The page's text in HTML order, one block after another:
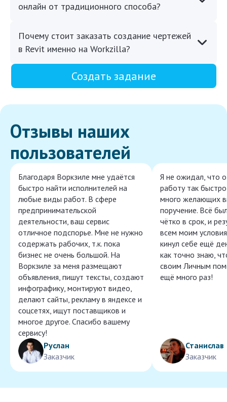
онлайн от традиционного способа?
Почему стоит заказать создание чертежей
в Revit именно на Workzilla?
Создать задание
Отзывы наших
пользователей
Благодаря Воркзиле мне удаётся
быстро найти исполнителей на
любые виды работ. В сфере
предпринимательской
деятельности, ваш сервис
отличное подспорье. Мне не нужно
содержать рабочих, т.к. пока
бизнес не очень большой. На
Воркзиле за меня размещают
объявления, пишут тексты, создают
инфографику, монтируют видео,
делают сайты, рекламу в яндексе и
соцсетях, ищут поставщиков и
многое другое. Спасибо вашему
сервису!
Руслан
Заказчик
Я не ожидал, что
работу так
много желающих
поручение. Всё
чётко в срок, и
всем моим
кинул себе ещё
как точно знаю,
своим Личным
ещё много раз!
Станислав
Заказчик